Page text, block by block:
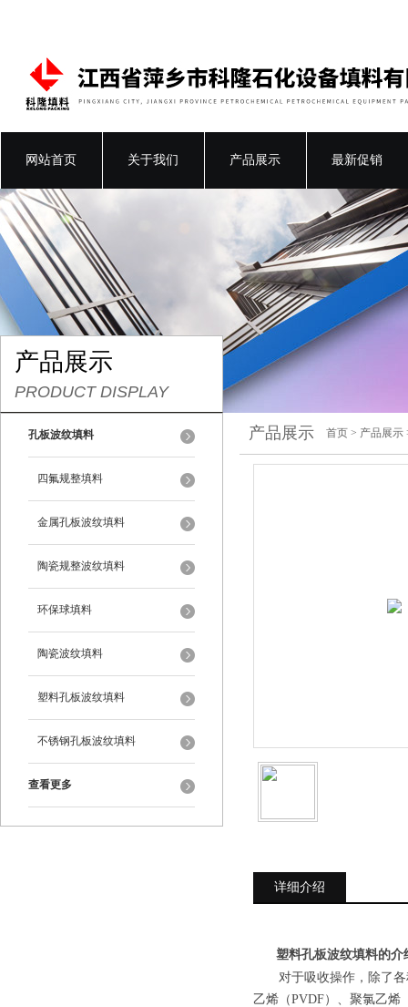
网站首页 关于我们 产品展示 最新促销
产品展示
PRODUCT DISPLAY
孔板波纹填料
四氟规整填料
金属孔板波纹填料
陶瓷规整波纹填料
环保球填料
陶瓷波纹填料
塑料孔板波纹填料
不锈钢孔板波纹填料
查看更多
产品展示 首页 > 产品展示
详细介绍
塑料孔板波纹填料的介
对于吸收操作，除了
乙烯（PVDF）、聚氯乙